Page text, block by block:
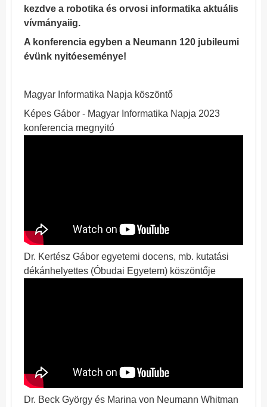
kezdve a robotika és orvosi informatika aktuális
vívmányaiig.
A konferencia egyben a Neumann 120 jubileumi
évünk nyitóeseménye!
Magyar Informatika Napja köszöntő
Képes Gábor - Magyar Informatika Napja 2023
konferencia megnyitó
Dr. Kertész Gábor egyetemi docens, mb. kutatási
dékánhelyettes (Óbudai Egyetem) köszöntője
Dr. Beck György és Marina von Neumann Whitman